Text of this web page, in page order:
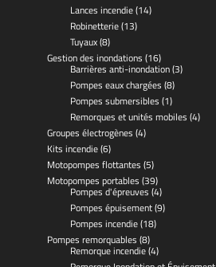
Lances incendie(14)
Robinetterie(13)
Tuyaux(8)
Gestion des inondations (16)
Barrières anti-inondation(3)
Pompes eaux chargées (8)
Pompes submersibles (1)
Remorques et unités mobiles (4)
Groupes électrogènes (4)
Kits incendie(6)
Motopompes flottantes (5)
Motopompes portables (39)
Pompes d'épreuves (4)
Pompes épuisement(9)
Pompes incendie(18)
Pompes remorquables (8)
Remorque incendie(4)